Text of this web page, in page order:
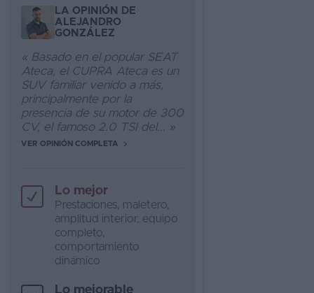
LA OPINIÓN DE
ALEJANDRO
GONZÁLEZ
« Basado en el popular SEAT
Ateca, el CUPRA Ateca es un
SUV familiar venido a más,
principalmente por la
presencia de su motor de 300
CV, el famoso 2.0 TSI del... »
VER OPINIÓN COMPLETA
Lo mejor
Prestaciones, maletero,
amplitud interior, equipo
completo,
comportamiento
dinámico
Lo mejorable